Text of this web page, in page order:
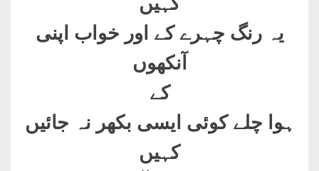
یہ رنگ چہرے کے اور خواب اپنی
آنکھوں
کے
ہوا چلے کوئی ایسی بکھر نہ جائیں
کہیں